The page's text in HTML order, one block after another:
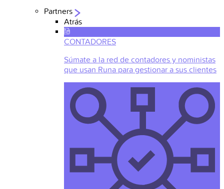
Partners
Atrás
CONTADORES
Súmate a la red de contadores y noministas
que usan Runa para gestionar a sus clientes